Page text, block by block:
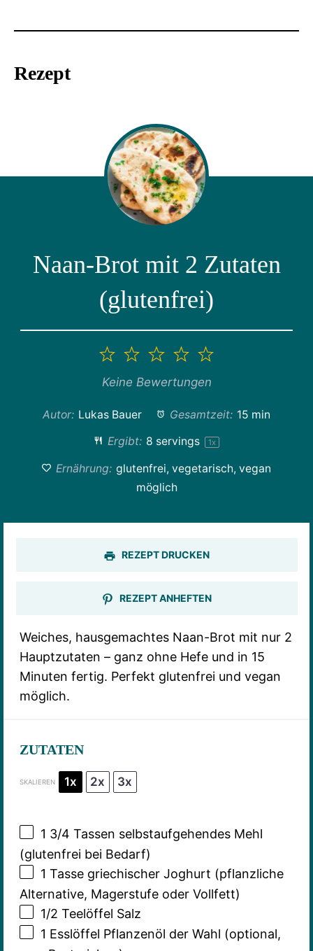
Rezept
Naan-Brot mit 2 Zutaten
(glutenfrei)
5
4
Sterne
3
Sterne
2
Sterne
1
Stern
Keine Bewertungen
Autor: Lukas Bauer Gesamtzeit: 15 min
Ergibt: 8 servings 1x
Ernährung: glutenfrei, vegetarisch, vegan
möglich
REZEPT DRUCKEN
REZEPT ANHEFTEN
Weiches, hausgemachtes Naan-Brot mit nur 2
Hauptzutaten – ganz ohne Hefe und in 15
Minuten fertig. Perfekt glutenfrei und vegan
möglich.
ZUTATEN
SKALIEREN 1x 2x 3x
1 3/4 Tassen selbstaufgehendes Mehl
(glutenfrei bei Bedarf)
1 Tasse griechischer Joghurt (pflanzliche
Alternative, Magerstufe oder Vollfett)
1/2 Teelöffel Salz
1 Esslöffel Pflanzenöl der Wahl (optional,